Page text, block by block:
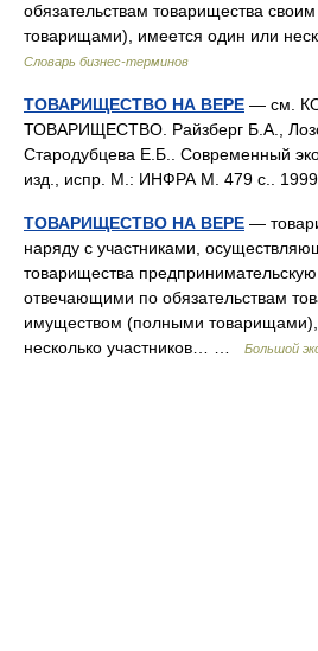
обязательствам товарищества
товарищами), имеется один или
Словарь бизнес-терминов
ТОВАРИЩЕСТВО НА ВЕРЕ — см.
ТОВАРИЩЕСТВО. Райзберг Б.А.,
Стародубцева Е.Б.. Современный
изд., испр. М.: ИНФРА М. 479 с..
ТОВАРИЩЕСТВО НА ВЕРЕ —
наряду с участниками,
товарищества предпринимательскую
отвечающими по обязательствам
имуществом (полными
несколько участников… …
Большой